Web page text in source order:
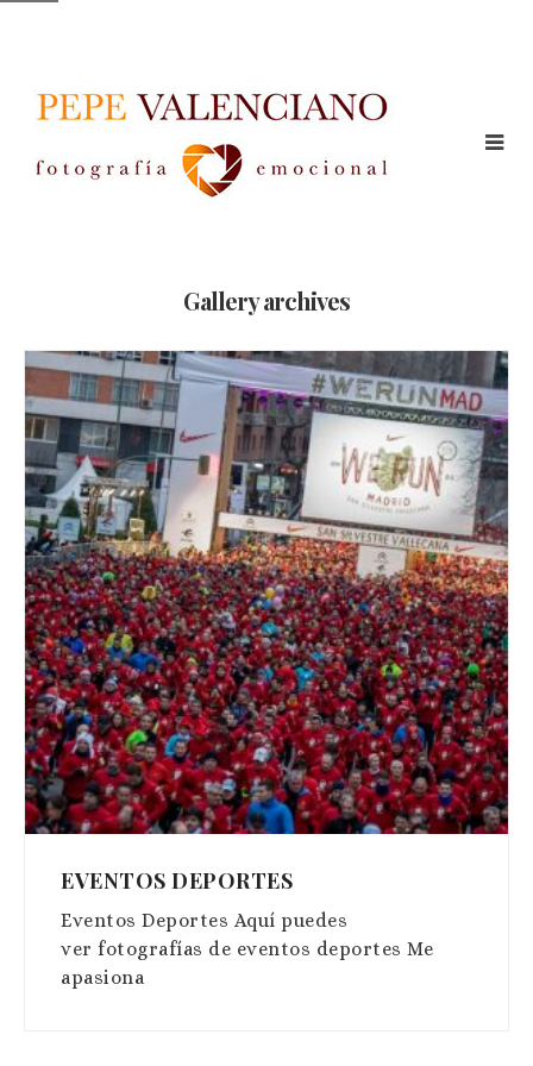
Gallery archives
EVENTOS DEPORTES
Eventos Deportes Aquí puedes
ver fotografías de eventos deportes Me
apasiona